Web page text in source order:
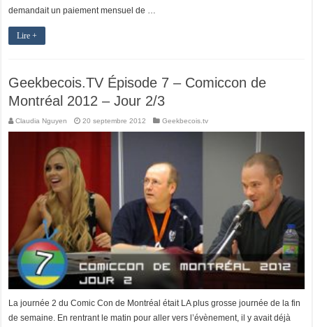
demandait un paiement mensuel de …
Lire +
Geekbecois.TV Épisode 7 – Comiccon de
Montréal 2012 – Jour 2/3
Claudia Nguyen 20 septembre 2012 Geekbecois.tv
La journée 2 du Comic Con de Montréal était LA plus grosse journée de la fin
de semaine. En rentrant le matin pour aller vers l’évènement, il y avait déjà